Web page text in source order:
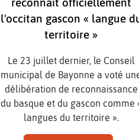
reconnaît officiellement
l'occitan gascon « langue
territoire »
Le 23 juillet dernier, le Conseil
municipal de Bayonne a voté
délibération de reconnaissance
du basque et du gascon comme
langues du territoire ».